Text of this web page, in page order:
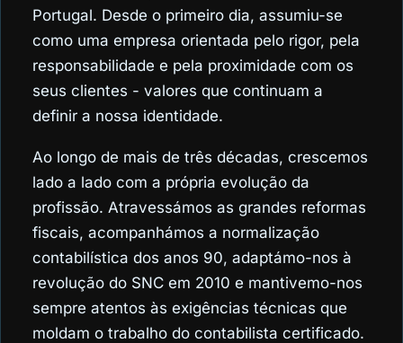
Portugal. Desde o primeiro dia, assumiu-se
como uma empresa orientada pelo rigor, pela
responsabilidade e pela proximidade com os
seus clientes - valores que continuam a
definir a nossa identidade.
Ao longo de mais de três décadas, crescemos
lado a lado com a própria evolução da
profissão. Atravessámos as grandes reformas
fiscais, acompanhámos a normalização
contabilística dos anos 90, adaptámo-nos à
revolução do SNC em 2010 e mantivemo-nos
sempre atentos às exigências técnicas que
moldam o trabalho do contabilista certificado.